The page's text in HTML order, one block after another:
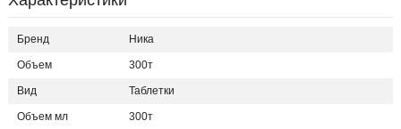
Бренд Ника
Объем 300т
Вид Таблетки
Объем мл 300т